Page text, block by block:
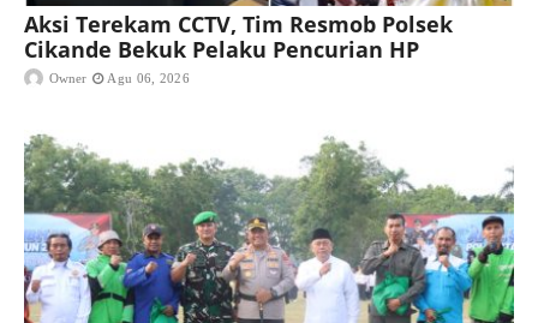
Aksi Terekam CCTV, Tim Resmob Polsek
Cikande Bekuk Pelaku Pencurian HP
Owner Agu 06, 2026